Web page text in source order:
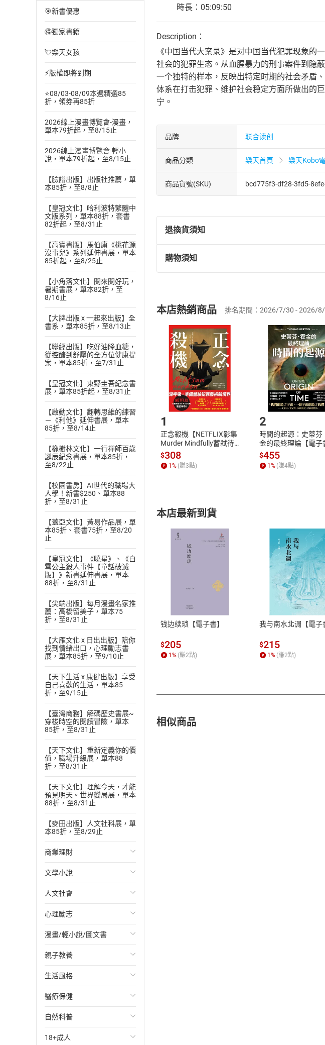
🎯新書優惠
🉐獨家書籍
💘樂天女孩
⚡版權即將到期
⭐08/03-08/09本週精選85
折，領券再85折
2026線上漫畫博覽會-漫畫，
單本79折起，至8/15止
2026線上漫畫博覽會-輕小
說，單本79折起，至8/15止
【臉譜出版】出版社推薦，單
本85折，至8/8止
【皇冠文化】哈利波特繁體中
文版系列，單本88折，套書
82折起，至8/31止
【高寶書版】馬伯庸《桃花源
沒事兒》系列延伸書展，單本
85折起，至8/25止
【小角落文化】閱來閱好玩，
暑期書展，單本82折，至
8/16止
【大牌出版 x 一起來出版】全
書系，單本85折，至8/13止
【聯經出版】吃好油降血糖，
從控醣到舒壓的全方位健康提
案，單本85折，至7/31止
【皇冠文化】東野圭吾紀念書
展，單本85折起，至8/31止
【啟動文化】翻轉思維的練習
－《利他》延伸書展，單本
85折，至8/14止
【橡樹林文化】一行禪師百歲
誕辰紀念書展，單本85折，
至8/22止
【校園書房】AI世代的職場大
人學！新書$250、單本88
折，至8/31止
【蓋亞文化】黃易作品展，單
本85折、套書75折，至8/20
止
【皇冠文化】《曉星》、《白
雪公主殺人事件【童話破滅
版】》新書延伸書展，單本
88折，至8/31止
【尖端出版】每月漫畫名家推
薦：高橋留美子，單本75
折，至8/31止
【大雁文化 x 日出出版】陪你
找到情緒出口，心理勵志書
展，單本85折，至9/10止
【天下生活 x 康健出版】享受
自己喜歡的生活，單本85
折，至9/15止
【臺灣商務】解碼歷史書展~
穿梭時空的閱讀冒險，單本
85折，至8/31止
【天下文化】重新定義你的價
值，職場升級展，單本88
折，至8/31止
【天下文化】理解今天，才能
預見明天。世界變局展，單本
88折，至8/31止
【麥田出版】人文社科展，單
本85折，至8/29止
商業理財
投資理財
經濟/趨勢
財務/金融
管理/領導
職場工作術
成功法
行銷/廣告
傳記
商務/商學
文學小說
歐美文學
日本文學
韓國文學
華文文學
經典文學
成長/家庭生活小說
懸疑/推理小說
科幻/奇幻小說
人文社會
國際關係
政治
社會科學
台灣/中國歷史
日/韓歷史
其他歷史/史學
法律
心理勵志
心靈成長/情緒
人際關係
兩性關係
心理學
漫畫/輕小說/圖文書
輕小說
奇幻/科幻
愛情故事
職場/社會寫實
懸疑/推理
親子教養
教育現場
兒童文學/故事
兒童科普/學習
育兒百科
生活風格
飲食/食譜
健身/美顏
運動/遊戲
醫療保健
健康/養生
常見疾病
自然科普
生物科學
18+成人
時長：05:09:50
Description：
《中国当代大案录》是对中国当代犯罪现象
社会的犯罪生态。从血腥暴力的刑事案件到隐
一个独特的样本，反映出特定时期的社会矛盾
体系在打击犯罪、维护社会稳定方面所做出的
宁。
品牌 联合读创
商品分類 樂天首頁 樂天Kobo
商品貨號(SKU) bcd775f3-df28-3fd5-
退換貨須知
退換貨規定：
(一)依消費者保護法第19條第1項後段暨
(二)消費者訂購本店鋪之商品即代表知
且已下載/存取電子書，不得請求退貨退款
退貨方式：您欲取消訂單或辦理退貨時，
貨」，本店鋪將依您的申請進行審核，待
請注意，樂天市場須以整筆訂單為單位進
購物須知
挑選商品
Choose
放入購物
Shopping
購書後，如何開始使用？
Step1.選擇閱讀載具
付款方式
ATM轉帳、信用卡、LINE PAY、AFTEE
本店熱銷商品 排名期間：2026/7/30 - 2026/
1
正念殺機【NETFLIX影集
Murder Mindfully蓄弒待
發】【電子書】
$308
1% (賺3點)
2
時間的起源：史蒂芬
金的最終理論【電子
$455
1% (賺4點)
本店最新到貨
钱边续琐【電子書】
$205
1 % (賺2點)
我与南水北调【電子
$215
1 % (賺2點)
相似商品